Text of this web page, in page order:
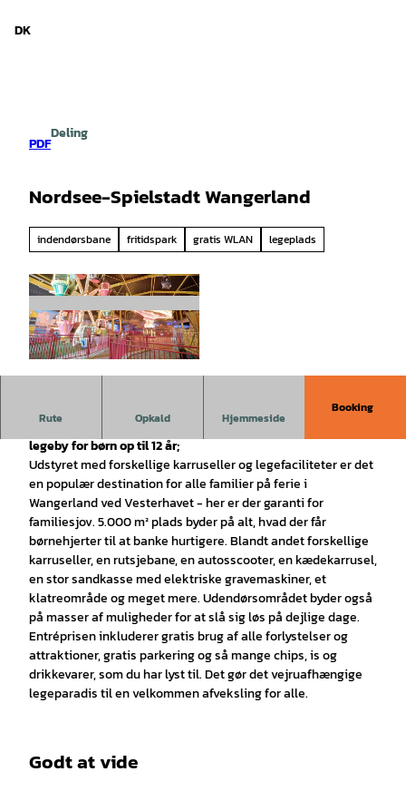
DK
PDF
Deling
Nordsee-Spielstadt Wangerland
indendørsbane fritidspark gratis WLAN legeplads
Rute Opkald Hjemmeside
Booking
The North Sea Play Town er en indendørs og vejruafhængig
legeby for børn op til 12 år;
Udstyret med forskellige karruseller og legefaciliteter er det
en populær destination for alle familier på ferie i
Wangerland ved Vesterhavet - her er der garanti for
familiesjov. 5.000 m² plads byder på alt, hvad der får
børnehjerter til at banke hurtigere. Blandt andet forskellige
karruseller, en rutsjebane, en autosscooter, en kædekarrusel,
en stor sandkasse med elektriske gravemaskiner, et
klatreområde og meget mere. Udendørsområdet byder også
på masser af muligheder for at slå sig løs på dejlige dage.
Entréprisen inkluderer gratis brug af alle forlystelser og
attraktioner, gratis parkering og så mange chips, is og
drikkevarer, som du har lyst til. Det gør det vejruafhængige
legeparadis til en velkommen afveksling for alle.
Godt at vide